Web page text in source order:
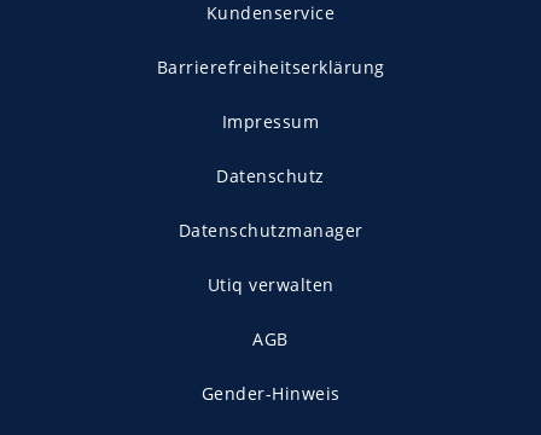
Kundenservice
Barrierefreiheitserklärung
Impressum
Datenschutz
Datenschutzmanager
Utiq verwalten
AGB
Gender-Hinweis